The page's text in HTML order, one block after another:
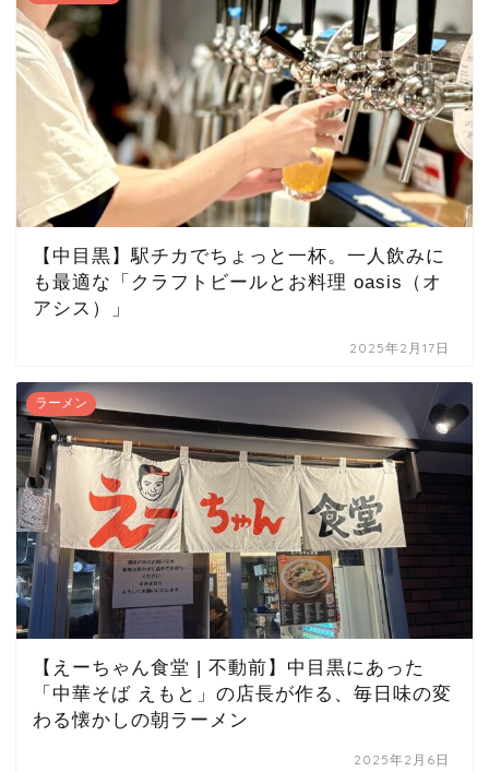
【中目黒】駅チカでちょっと一杯。一人飲みに
も最適な「クラフトビールとお料理 oasis（オ
アシス）」
2025年2月17日
ラーメン
【えーちゃん食堂 | 不動前】中目黒にあった
「中華そば えもと」の店長が作る、毎日味の変
わる懐かしの朝ラーメン
2025年2月6日